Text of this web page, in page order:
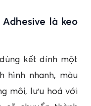
là keo
kết dính một
hình nhanh, màu
môi, lưu hoá với